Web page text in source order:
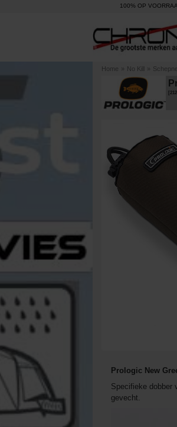
100% OP
Home » No Kill »
Prologic New
Specifieke dobber
gevecht.